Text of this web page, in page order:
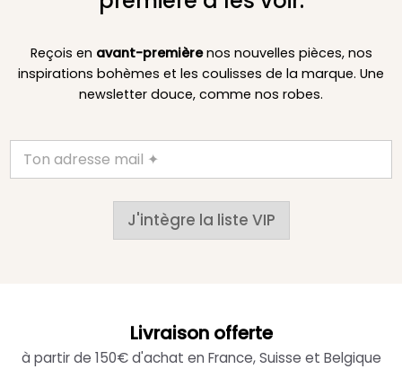
Reçois en avant-premièrenos nouvelles pièces, nos
inspirations bohèmes et les coulisses de la marque. Une
newsletter douce, comme nos robes.
J'intègre la liste VIP
Livraison offerte
à partir de 150€ d'achat en France, Suisse et Belgique